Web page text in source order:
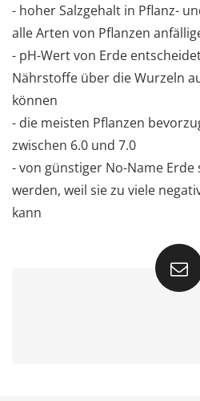
- hoher Salzgehalt in Pflanz-
alle Arten von Pflanzen
- pH-Wert von Erde
Nährstoffe über die Wurzeln
können
- die meisten Pflanzen
zwischen 6.0 und 7.0
- von günstiger No-Name Erde
werden, weil sie zu viele
kann